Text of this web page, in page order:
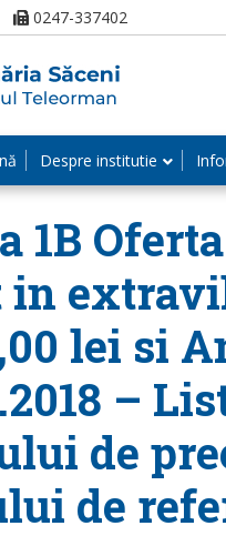
0247-337402
Despre institutie
1B
in
lei si
–
de
de